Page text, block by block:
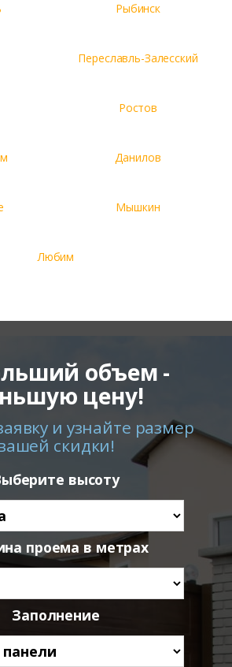
Рыбинск
Переславль-Залесский
Ростов
Данилов
Мышкин
Любим
объем -
цену!
и узнайте размер
скидки!
высоту
проема в метрах
Заполнение